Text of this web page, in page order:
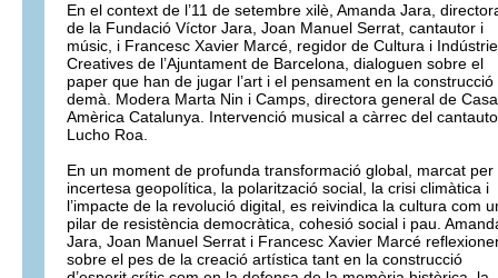
En el context de l’11 de setembre xilè, Amanda Jara,
de la Fundació Víctor Jara, Joan Manuel Serrat, cantautor i
músic, i Francesc Xavier Marcé, regidor de Cultura i
Creatives de l’Ajuntament de Barcelona, dialoguen sobre el
paper que han de jugar l’art i el pensament en la construcció
demà. Modera Marta Nin i Camps, directora general de Casa
Amèrica Catalunya. Intervenció musical a càrrec del
Lucho Roa.
En un moment de profunda transformació global, marcat per
incertesa geopolítica, la polarització social, la crisi climàtica i
l’impacte de la revolució digital, es reivindica la cultura com
pilar de resistència democràtica, cohesió social i pau.
Jara, Joan Manuel Serrat i Francesc Xavier Marcé
sobre el pes de la creació artística tant en la construcció